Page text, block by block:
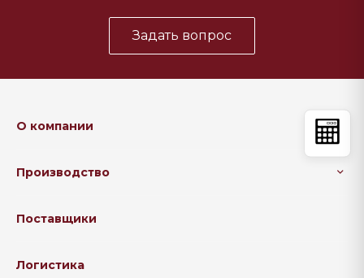
Задать вопрос
О компании
Производство
Поставщики
Логистика